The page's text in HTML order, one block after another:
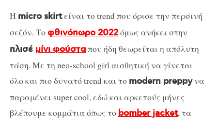
Η micro skirtείναι το trend που όρισε την περσινή
σεζόν. Τοφθινόπωρο 2022όμως ανήκει στην
πλισέ μίνι φούσταπου ήδη θεωρείται η απόλυτη
τάση. Με τη neo-school girl αισθητική να γίνεται
όλο και πιο δυνατό trend και το modern preppyνα
παραμένει super cool, εδώ και αρκετούς μήνες
βλέπουμε κομμάτια όπως το bomber jacket, τα